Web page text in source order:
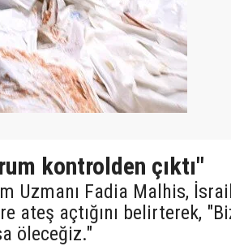
kontrolden çıktı"
Uzmanı Fadia Malhis, İsrail
ateş açtığını belirterek,
öleceğiz."